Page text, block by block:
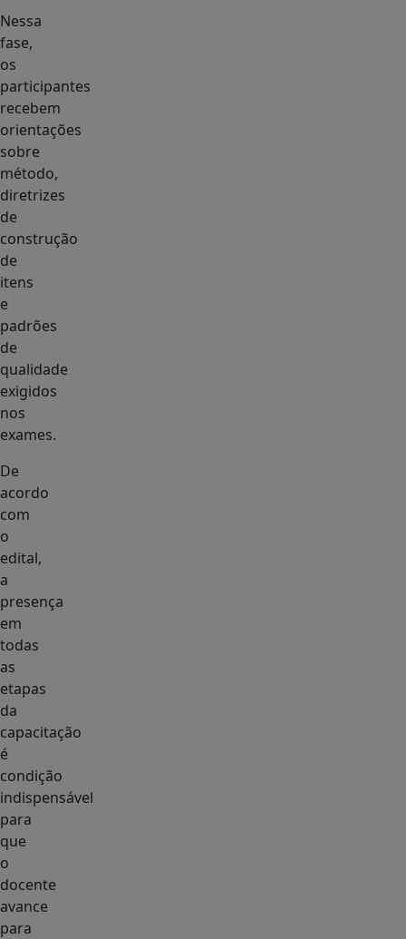
Nessa
fase,
os
participantes
recebem
orientações
sobre
método,
diretrizes
de
construção
de
itens
e
padrões
de
qualidade
exigidos
nos
exames.
De
acordo
com
o
edital,
a
presença
em
todas
as
etapas
da
capacitação
é
condição
indispensável
para
que
o
docente
avance
para